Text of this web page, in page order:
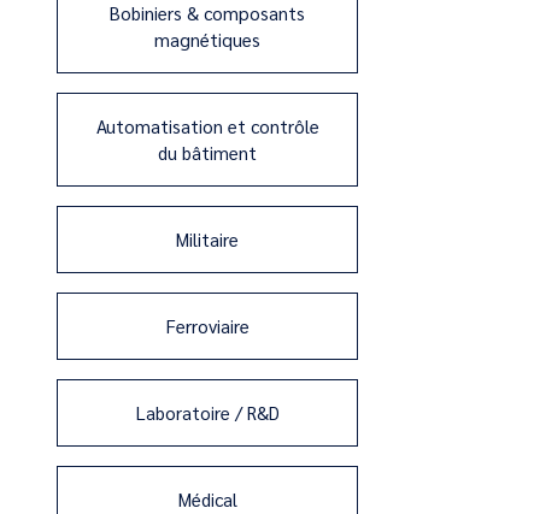
Bobiniers & composants
magnétiques
Automatisation et contrôle
du bâtiment
Militaire
Ferroviaire
Laboratoire / R&D
Médical